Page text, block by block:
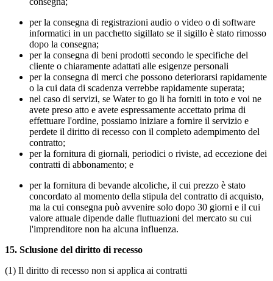
per la consegna di registrazioni audio o video o di software
informatici in un pacchetto sigillato se il sigillo è stato rimosso
dopo la consegna;
per la consegna di beni prodotti secondo le specifiche del
cliente o chiaramente adattati alle esigenze personali
per la consegna di merci che possono deteriorarsi rapidamente
o la cui data di scadenza verrebbe rapidamente superata;
nel caso di servizi, se Water to go li ha forniti in toto e voi ne
avete preso atto e avete espressamente accettato prima di
effettuare l'ordine, possiamo iniziare a fornire il servizio e
perdete il diritto di recesso con il completo adempimento del
contratto;
per la fornitura di giornali, periodici o riviste, ad eccezione dei
contratti di abbonamento; e
per la fornitura di bevande alcoliche, il cui prezzo è stato
concordato al momento della stipula del contratto di acquisto,
ma la cui consegna può avvenire solo dopo 30 giorni e il cui
valore attuale dipende dalle fluttuazioni del mercato su cui
l'imprenditore non ha alcuna influenza.
15. Sclusione del diritto di recesso
(1) Il diritto di recesso non si applica ai contratti